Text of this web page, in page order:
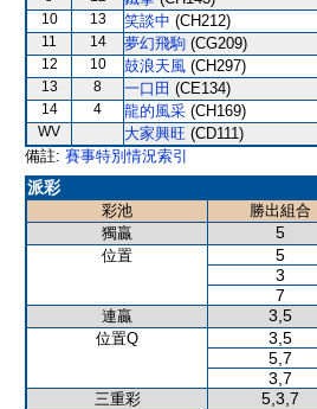
10 13 笑談中 (CH212)
11 14 夢幻飛駒 (CG209)
12 10 鼓浪天風 (CH297)
13 8 一口田 (CE134)
14 4 龍的風采 (CH169)
WV 大家興旺 (CD111)
備註: 賽事特別情況索引
派彩
彩池 勝出組合
獨贏
5
位置 5
3
7
連贏 3,5
位置Q 3,5
5,7
3,7
三重彩 5,3,7